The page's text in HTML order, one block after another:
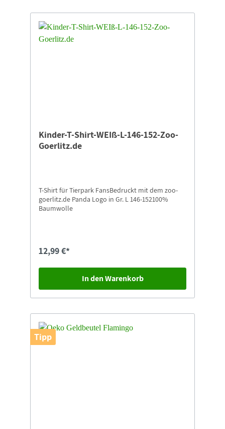
Kinder-T-Shirt-WEIß-L-146-152-Zoo-
Goerlitz.de
T-Shirt für Tierpark FansBedruckt mit dem zoo-
goerlitz.de Panda Logo in Gr. L 146-152100%
Baumwolle
12,99 €*
In den Warenkorb
Tipp